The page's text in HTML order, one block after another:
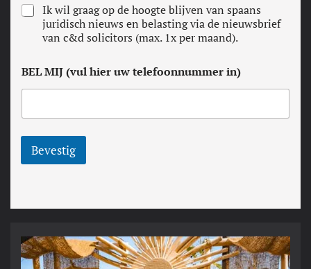
E
D
I
T
E
N
e
e
t
e
Ik wil graag op de hoogte blijven van spaans
juridisch nieuws en belasting via de nieuwsbrief
van c&d solicitors (max. 1x per maand).
BEL MIJ (vul hier uw telefoonnummer in)
Bevestig